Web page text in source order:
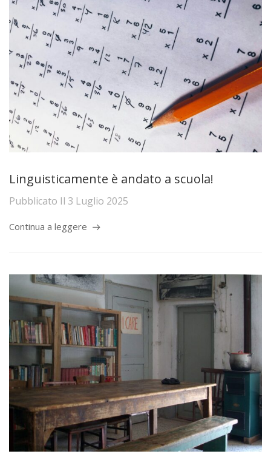
Linguisticamente è andato a scuola!
Pubblicato Il 3 Luglio 2025
Continua a leggere